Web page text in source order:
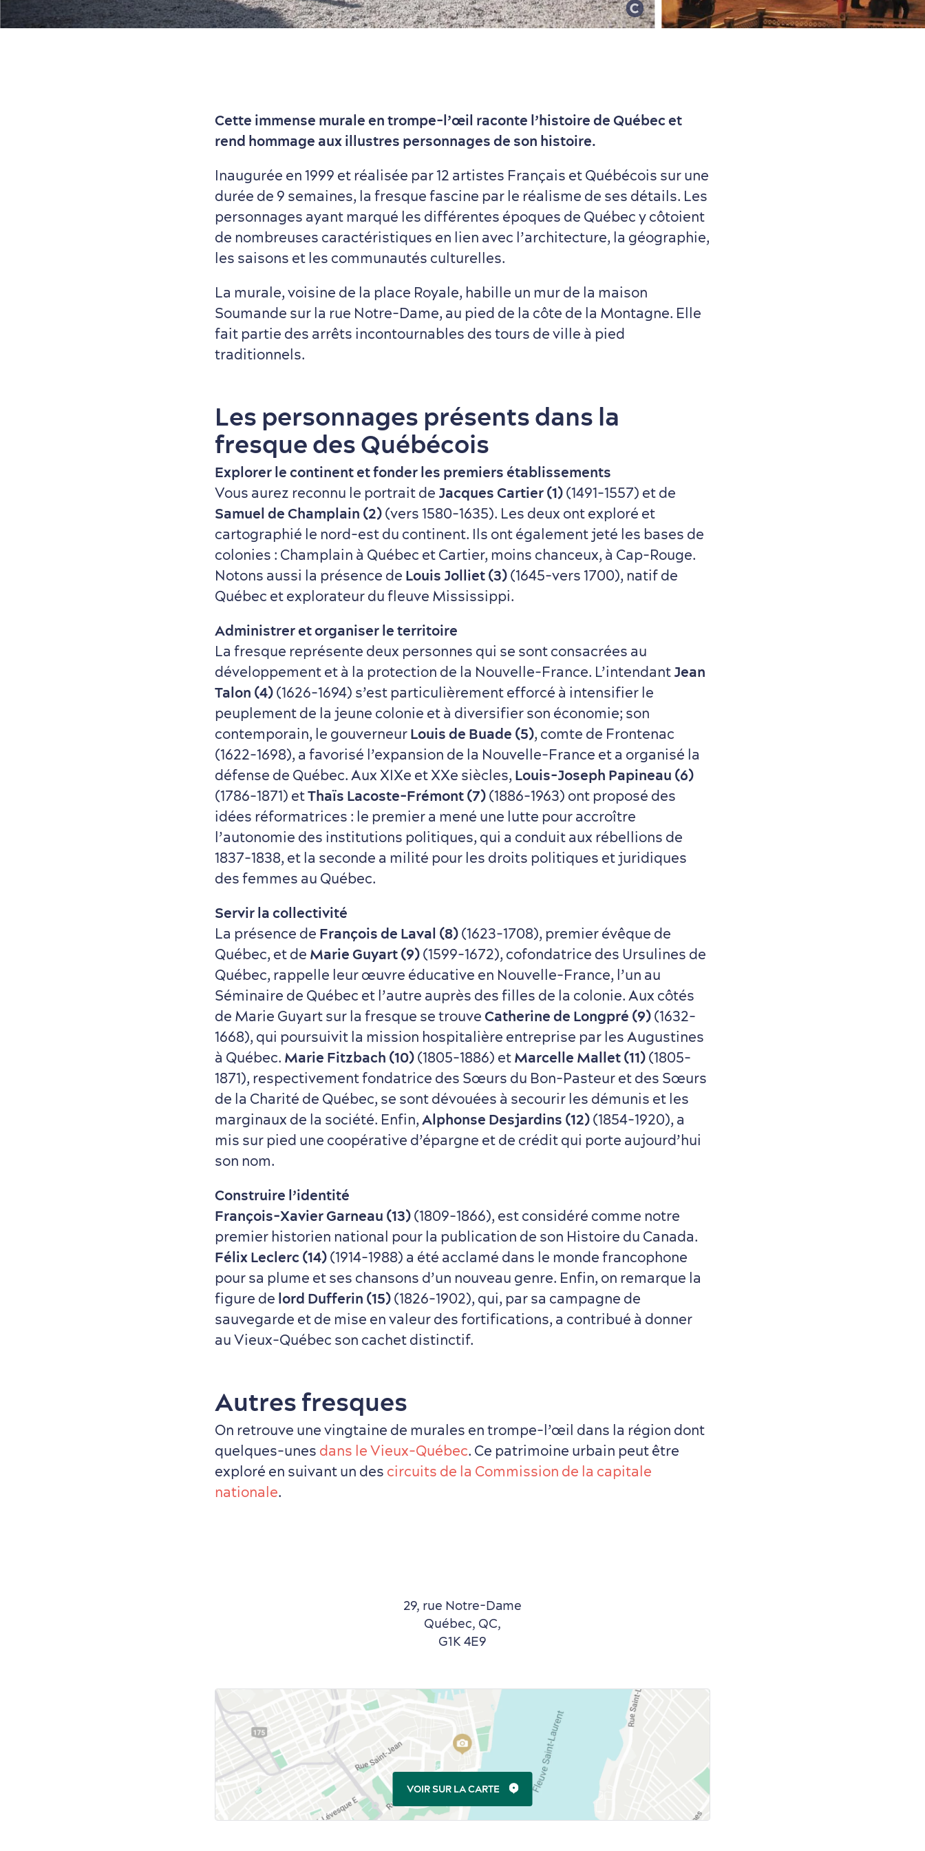
Cette immense murale en trompe-l’œil raconte l’histoire de Québec et
rend hommage aux illustres personnages de son histoire.
Inaugurée en 1999 et réalisée par 12 artistes Français et Québécois sur une
durée de 9 semaines, la fresque fascine par le réalisme de ses détails. Les
personnages ayant marqué les différentes époques de Québec y côtoient
de nombreuses caractéristiques en lien avec l’architecture, la géographie,
les saisons et les communautés culturelles.
La murale, voisine de la place Royale, habille un mur de la maison
Soumande sur la rue Notre-Dame, au pied de la côte de la Montagne. Elle
fait partie des arrêts incontournables des tours de ville à pied
traditionnels.
Les personnages présents dans la
fresque des Québécois
Explorer le continent et fonder les premiers établissements
Vous aurez reconnu le portrait de Jacques Cartier (1) (1491-1557) et de
Samuel de Champlain (2) (vers 1580-1635). Les deux ont exploré et
cartographié le nord-est du continent. Ils ont également jeté les bases de
colonies : Champlain à Québec et Cartier, moins chanceux, à Cap-Rouge.
Notons aussi la présence de Louis Jolliet (3) (1645-vers 1700), natif de
Québec et explorateur du fleuve Mississippi.
Administrer et organiser le territoire
La fresque représente deux personnes qui se sont consacrées au
développement et à la protection de la Nouvelle-France. L’intendant Jean
Talon (4) (1626-1694) s’est particulièrement efforcé à intensifier le
peuplement de la jeune colonie et à diversifier son économie; son
contemporain, le gouverneur Louis de Buade (5), comte de Frontenac
(1622-1698), a favorisé l’expansion de la Nouvelle-France et a organisé la
défense de Québec. Aux XIXe et XXe siècles, Louis-Joseph Papineau (6)
(1786-1871) etThaïs Lacoste-Frémont (7) (1886-1963) ont proposé des
idées réformatrices : le premier a mené une lutte pour accroître
l’autonomie des institutions politiques, qui a conduit aux rébellions de
1837-1838, et la seconde a milité pour les droits politiques et juridiques
des femmes au Québec.
Servir la collectivité
La présence de François de Laval (8) (1623-1708), premier évêque de
Québec, et de Marie Guyart (9) (1599-1672), cofondatrice des Ursulines de
Québec, rappelle leur œuvre éducative en Nouvelle-France, l’un au
Séminaire de Québec et l’autre auprès des filles de la colonie. Aux côtés
de Marie Guyart sur la fresque se trouve Catherine de Longpré (9) (1632-
1668), qui poursuivit la mission hospitalière entreprise par les Augustines
à Québec. Marie Fitzbach (10) (1805-1886) et Marcelle Mallet (11) (1805-
1871), respectivement fondatrice des Sœurs du Bon-Pasteur et des Sœurs
de la Charité de Québec, se sont dévouées à secourir les démunis et les
marginaux de la société. Enfin, Alphonse Desjardins (12) (1854-1920), a
mis sur pied une coopérative d’épargne et de crédit qui porte aujourd’hui
son nom.
Construire l’identité
François-Xavier Garneau (13) (1809-1866), est considéré comme notre
premier historien national pour la publication de son Histoire du Canada.
Félix Leclerc (14) (1914-1988) a été acclamé dans le monde francophone
pour sa plume et ses chansons d’un nouveau genre. Enfin, on remarque la
figure de lord Dufferin (15) (1826-1902), qui, par sa campagne de
sauvegarde et de mise en valeur des fortifications, a contribué à donner
au Vieux-Québec son cachet distinctif.
Autres fresques
On retrouve une vingtaine de murales en trompe-l’œil dans la région dont
quelques-unes dans le Vieux-Québec. Ce patrimoine urbain peut être
exploré en suivant un des circuits de la Commission de la capitale
nationale.
29, rue Notre-Dame
Québec, QC,
G1K 4E9
VOIR SUR LA CARTE